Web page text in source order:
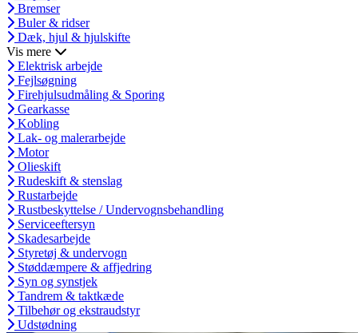
Bremser
Buler & ridser
Dæk, hjul & hjulskifte
Vis mere
Elektrisk arbejde
Fejlsøgning
Firehjulsudmåling & Sporing
Gearkasse
Kobling
Lak- og malerarbejde
Motor
Olieskift
Rudeskift & stenslag
Rustarbejde
Rustbeskyttelse / Undervognsbehandling
Serviceeftersyn
Skadesarbejde
Styretøj & undervogn
Støddæmpere & affjedring
Syn og synstjek
Tandrem & taktkæde
Tilbehør og ekstraudstyr
Udstødning